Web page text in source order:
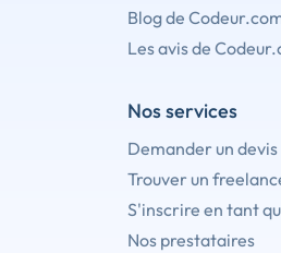
Blog de
Les avis de
Nos services
Demander un devis
Trouver un
S'inscrire en tant
Nos prestataires